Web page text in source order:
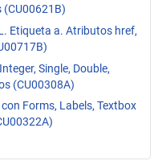
(CU00621B)
Etiqueta a. Atributos href,
Single, Double,
(CU00308A)
Forms, Labels, Textbox